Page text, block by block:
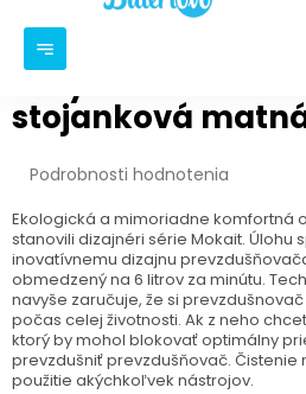
obsah
Umývadlová
stojanková
Priemerné
produktu
je
0,0
z
5
hviezdičiek.
Podrobnosti hodnotenia
Ekologická a mimoriadne komfortná
stanovili dizajnéri série Mokait. Úlohu
inovatívnemu dizajnu
obmedzený na 6 litrov za minútu.
navyše zaručuje, že si
počas celej životnosti. Ak z neho
ktorý by mohol blokovať optimálny
prevzdušniť prevzdušňovač. Čistenie
použitie akýchkoľvek nástrojov.